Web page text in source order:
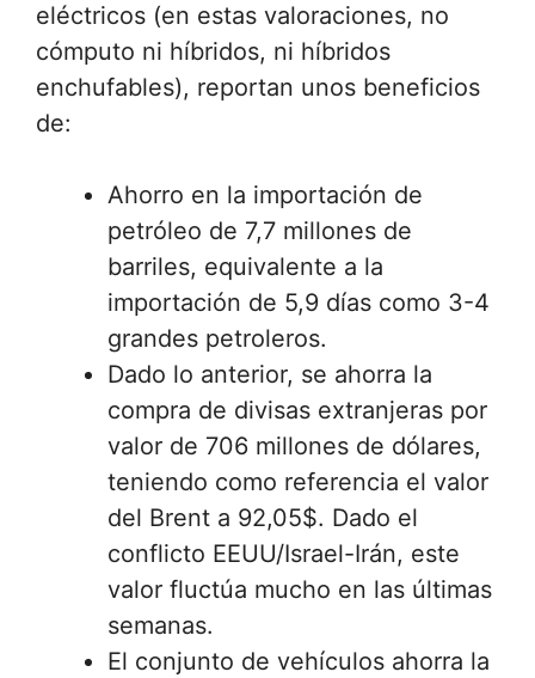
eléctricos (en estas valoraciones, no
cómputo ni híbridos, ni híbridos
enchufables), reportan unos beneficios
de:
Ahorro en la importación de
petróleo de 7,7 millones de
barriles, equivalente a la
importación de 5,9 días como 3-4
grandes petroleros.
Dado lo anterior, se ahorra la
compra de divisas extranjeras por
valor de 706 millones de dólares,
teniendo como referencia el valor
del Brent a 92,05$. Dado el
conflicto EEUU/Israel-Irán, este
valor fluctúa mucho en las últimas
semanas.
El conjunto de vehículos ahorra la